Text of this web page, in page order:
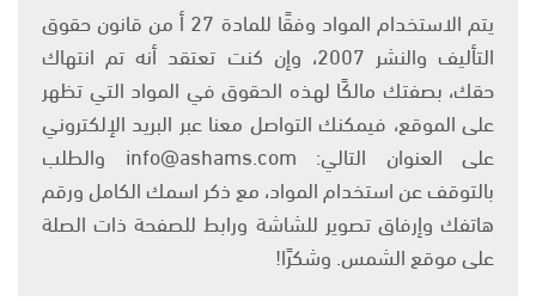
يتم الاستخدام المواد وفقًا للمادة 27 أ من قانون حقوق
التأليف والنشر 2007، وإن كنت تعتقد أنه تم انتهاك
حقك، بصفتك مالكًا لهذه الحقوق في المواد التي تظهر
على الموقع، فيمكنك التواصل معنا عبر البريد الإلكتروني
على العنوان التالي: info@ashams.com والطلب
بالتوقف عن استخدام المواد، مع ذكر اسمك الكامل ورقم
هاتفك وإرفاق تصوير للشاشة ورابط للصفحة ذات الصلة
على موقع الشمس. وشكرًا!